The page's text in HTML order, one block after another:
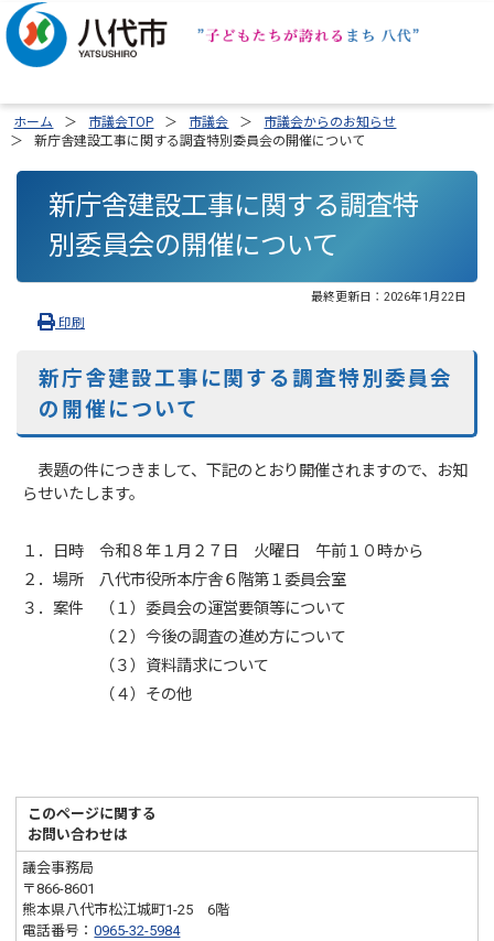
ホーム 市議会TOP 市議会
市議会からのお知らせ
新庁舎建設工事に関する調査特別委員会の開催について
新庁舎建設工事に関する調査特
別委員会の開催について
最終更新日： 2026年1月22日
印刷
新庁舎建設工事に関する調査特別委員会
の開催について
表題の件につきまして、下記のとおり開催されますので、お知
らせいたします。
１．日時 令和８年１月２７日 火曜日 午前１０時から
２．場所 八代市役所本庁舎６階第１委員会室
３．案件 （１）委員会の運営要領等について
（２）今後の調査の進め方について
（３）資料請求について
（４）その他
このページに関する
お問い合わせは
議会事務局
〒866-8601
熊本県八代市松江城町1-25 6階
電話番号：0965-32-5984